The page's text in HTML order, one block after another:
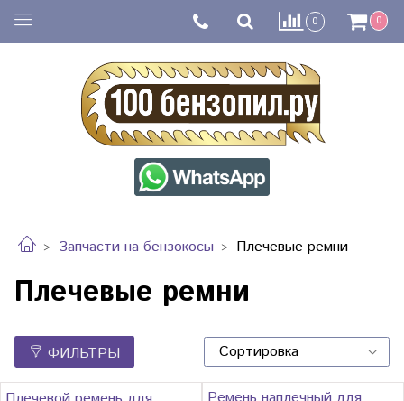
0 0
Запчасти на бензокосы Плечевые ремни
Плечевые ремни
ФИЛЬТРЫ